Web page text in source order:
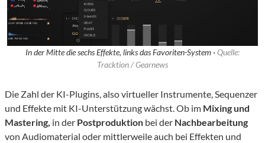
In der Mitte die sechs Effekte, links das Favoriten-System · Quelle:
Tracktion / Gearnews
Die Zahl der KI-Plugins, also virtueller Instrumente, Sequenzer
und Effekte mit KI-Unterstützung wächst. Ob im Mixing und
Mastering, in der Postproduktion bei der Nachbearbeitung
von Audiomaterial oder mittlerweile auch bei Effekten und